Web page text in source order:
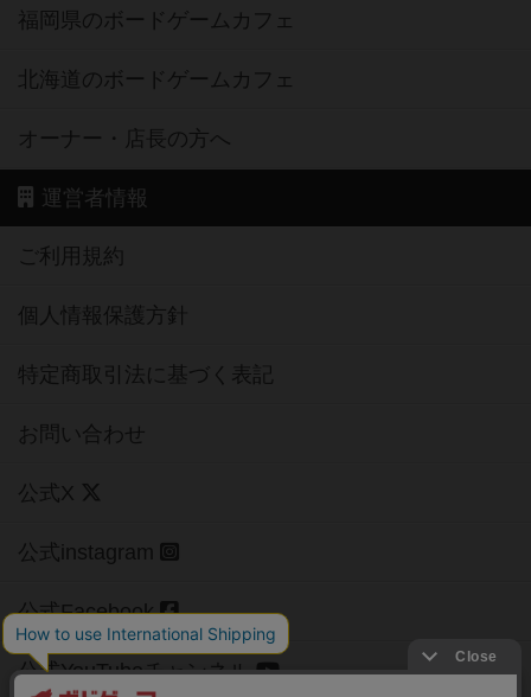
福岡県のボードゲームカフェ
北海道のボードゲームカフェ
オーナー・店長の方へ
運営者情報
ご利用規約
個人情報保護方針
特定商取引法に基づく表記
お問い合わせ
公式X
公式instagram
公式Facebook
公式YouTubeチャンネル